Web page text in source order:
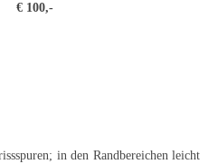
€ 100,-
in den Randbereichen leicht